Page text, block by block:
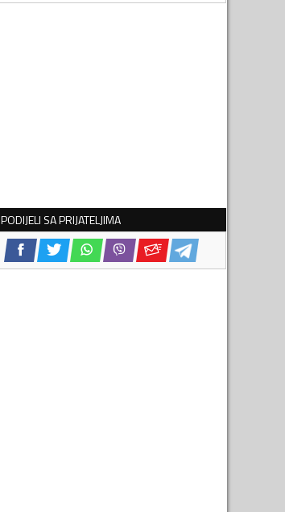
PODIJELI SA PRIJATELJIMA